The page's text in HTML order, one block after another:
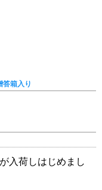
答箱入り
入荷しはじめまし